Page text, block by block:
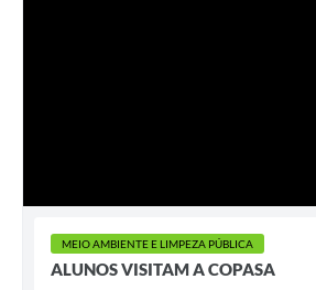
MEIO AMBIENTE E LIMPEZA PÚBLICA
ALUNOS VISITAM A COPASA